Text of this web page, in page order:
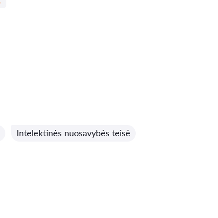
Intelektinės nuosavybės teisė